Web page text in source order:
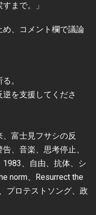
まで。」
、コメント欄で議論
。
を支援してくださ
富士見フサシの反
、音楽、思考停止、
、自由、抗体、シ
norm、Resurrect the
プロテストソング、政